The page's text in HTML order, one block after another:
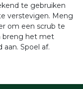
te gebruiken
verstevigen. Meng
om een scrub te
breng het met
Spoel af.